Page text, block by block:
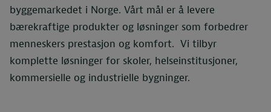
byggemarkedet i Norge. Vårt mål er å levere
bærekraftige produkter og løsninger som forbedrer
menneskers prestasjon og komfort. Vi tilbyr
komplette løsninger for skoler, helseinstitusjoner,
kommersielle og industrielle bygninger.